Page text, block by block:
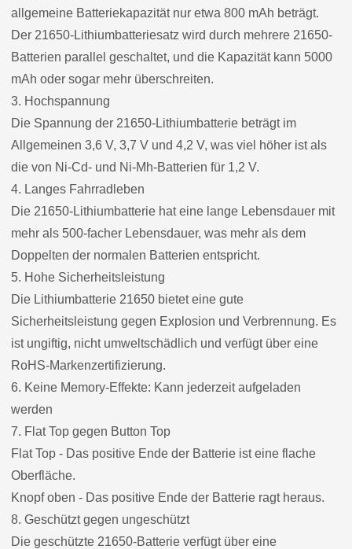
allgemeine Batteriekapazität nur etwa 800 mAh beträgt.
Der 21650-Lithiumbatteriesatz wird durch mehrere 21650-
Batterien parallel geschaltet, und die Kapazität kann 5000
mAh oder sogar mehr überschreiten.
3. Hochspannung
Die Spannung der 21650-Lithiumbatterie beträgt im
Allgemeinen 3,6 V, 3,7 V und 4,2 V, was viel höher ist als
die von Ni-Cd- und Ni-Mh-Batterien für 1,2 V.
4. Langes Fahrradleben
Die 21650-Lithiumbatterie hat eine lange Lebensdauer mit
mehr als 500-facher Lebensdauer, was mehr als dem
Doppelten der normalen Batterien entspricht.
5. Hohe Sicherheitsleistung
Die Lithiumbatterie 21650 bietet eine gute
Sicherheitsleistung gegen Explosion und Verbrennung. Es
ist ungiftig, nicht umweltschädlich und verfügt über eine
RoHS-Markenzertifizierung.
6. Keine Memory-Effekte: Kann jederzeit aufgeladen
werden
7. Flat Top gegen Button Top
Flat Top - Das positive Ende der Batterie ist eine flache
Oberfläche.
Knopf oben - Das positive Ende der Batterie ragt heraus.
8. Geschützt gegen ungeschützt
Die geschützte 21650-Batterie verfügt über eine